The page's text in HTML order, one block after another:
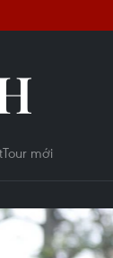
Tour mới